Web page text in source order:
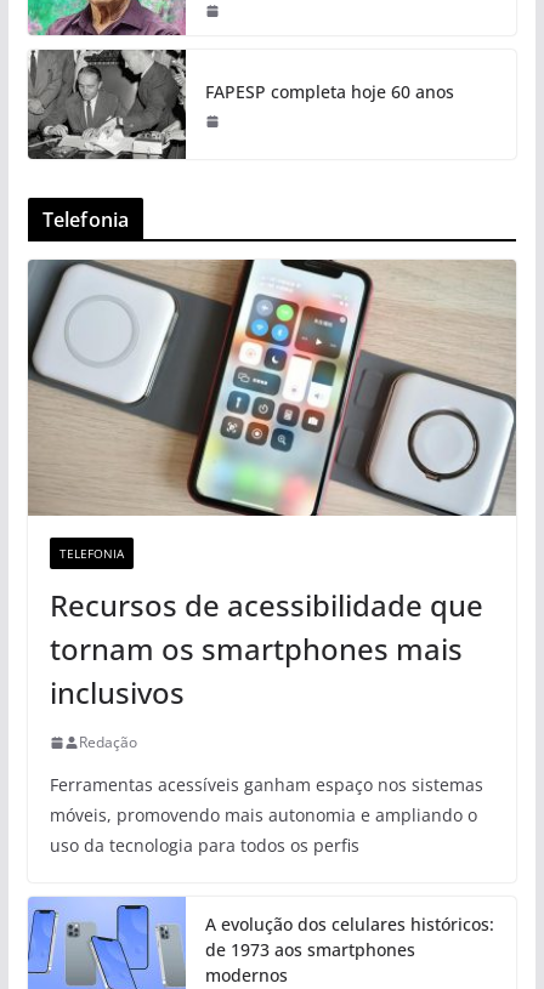
FAPESP completa hoje 60 anos
Telefonia
TELEFONIA
Recursos de acessibilidade que
tornam os smartphones mais
inclusivos
Redação
Ferramentas acessíveis ganham espaço nos sistemas
móveis, promovendo mais autonomia e ampliando o
uso da tecnologia para todos os perfis
A evolução dos celulares históricos:
de 1973 aos smartphones
modernos